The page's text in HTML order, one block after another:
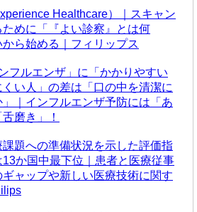
Healthcare）｜スキャン
めに「『よい診察』とは何
ら始める｜フィリップス
フルエンザ」に「かかりやすい
い人」の差は「口の中を清潔に
」｜インフルエンザ予防には「あ
磨き」！
題への準備状況を示した評価指
か国中最下位｜患者と医療従事
ャップや新しい医療技術に関す